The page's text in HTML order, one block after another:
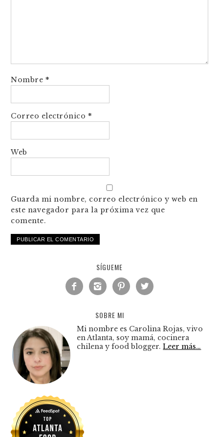
Nombre *
Correo electrónico *
Web
Guarda mi nombre, correo electrónico y web en
este navegador para la próxima vez que
comente.
SÍGUEME
   
SOBRE MI
Mi nombre es Carolina Rojas, vivo
en Atlanta, soy mamá, cocinera
chilena y food blogger.Leer más…